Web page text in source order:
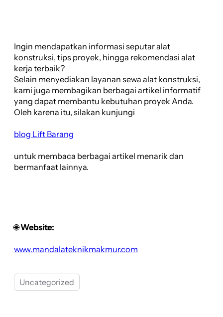
Ingin mendapatkan informasi seputar alat
konstruksi, tips proyek, hingga rekomendasi alat
kerja terbaik?
Selain menyediakan layanan sewa alat konstruksi,
kami juga membagikan berbagai artikel informatif
yang dapat membantu kebutuhan proyek Anda.
Oleh karena itu, silakan kunjungi
blog Lift Barang
untuk membaca berbagai artikel menarik dan
bermanfaat lainnya.
🌐Website:
www.mandalateknikmakmur.com
Uncategorized